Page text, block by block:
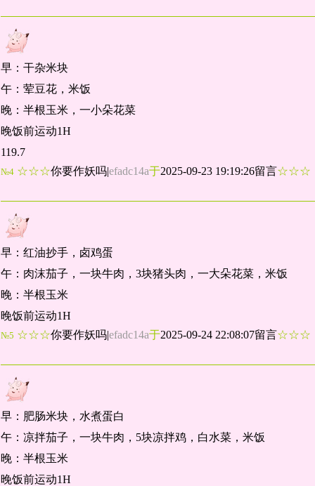
早：干杂米块
午：荤豆花，米饭
晚：半根玉米，一小朵花菜
晚饭前运动1H
119.7
№4 ☆☆☆你要作妖吗|efadc14a于2025-09-23 19:19:26留言
早：红油抄手，卤鸡蛋
午：肉沫茄子，一块牛肉，3块猪头肉，一大朵花菜，米饭
晚：半根玉米
晚饭前运动1H
№5 ☆☆☆你要作妖吗|efadc14a于2025-09-24 22:08:07留言
早：肥肠米块，水煮蛋白
午：凉拌茄子，一块牛肉，5块凉拌鸡，白水菜，米饭
晚：半根玉米
晚饭前运动1H